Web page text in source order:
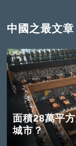
中國之最文章
面積28萬平
城市？